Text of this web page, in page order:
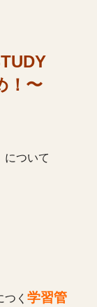
！〜
について
く 学習管